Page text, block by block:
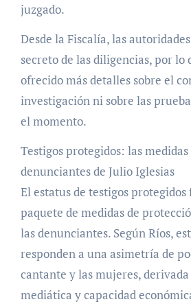
juzgado.
Desde la Fiscalía, las
secreto de las diligencias, por lo
ofrecido más detalles sobre el
investigación ni sobre las
el momento.
Testigos protegidos: las
denunciantes de Julio Iglesias
El estatus de testigos
paquete de medidas de
las denunciantes. Según Ríos,
responden a una asimetría de
cantante y las mujeres,
mediática y capacidad